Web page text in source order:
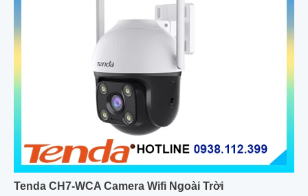
Tenda CH7-WCA Camera Wifi Ngoài Trời